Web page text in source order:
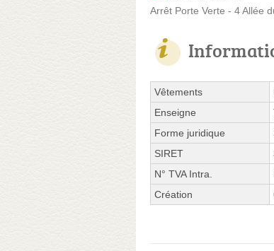
Arrêt Porte Verte - 4 Allée
Vêtements
Enseigne
Forme juridique
SIRET
N° TVA Intra.
Création